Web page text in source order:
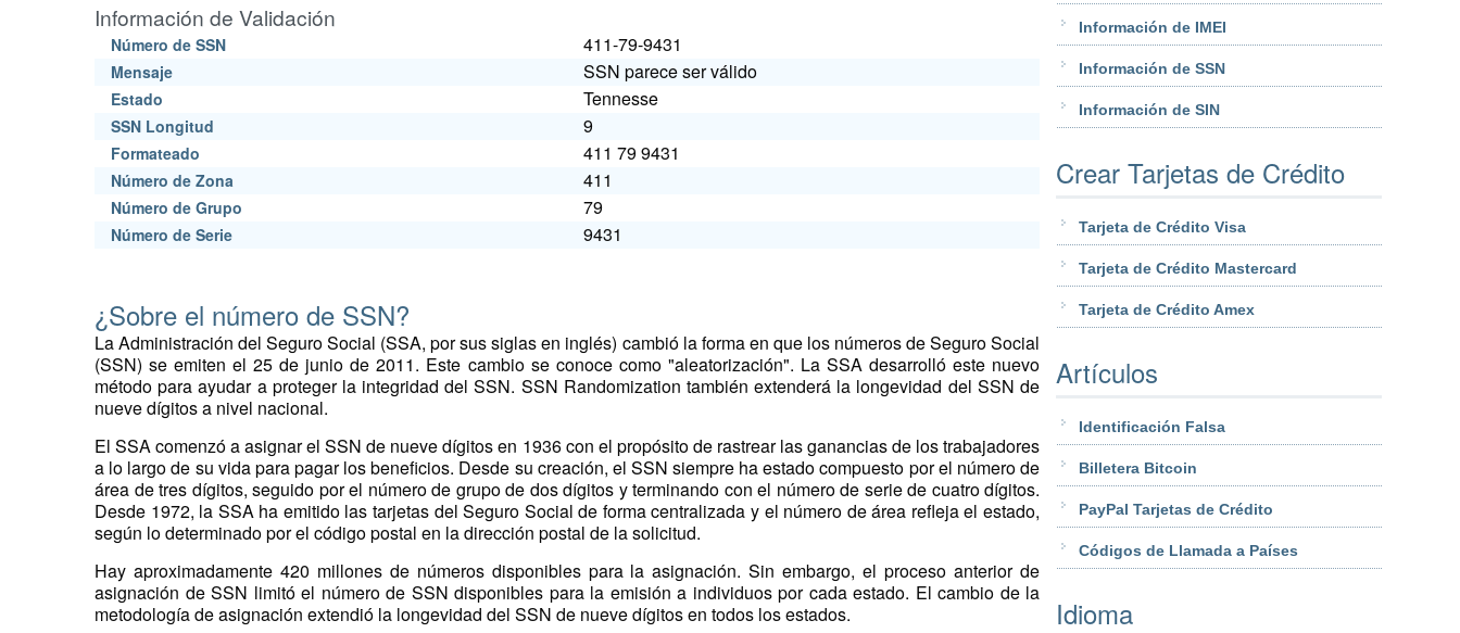
Información de Validación
Número de SSN 411-79-9431
Mensaje SSN parece ser válido
Estado Tennesse
SSN Longitud 9
Formateado 411 79 9431
Número de Zona 411
Número de Grupo 79
Número de Serie 9431
¿Sobre el número de SSN?
La Administración del Seguro Social (SSA, por sus siglas en inglés) cambió la forma en que los números de Seguro Social
(SSN) se emiten el 25 de junio de 2011. Este cambio se conoce como "aleatorización". La SSA desarrolló este nuevo
método para ayudar a proteger la integridad del SSN. SSN Randomization también extenderá la longevidad del SSN de
nueve dígitos a nivel nacional.
El SSA comenzó a asignar el SSN de nueve dígitos en 1936 con el propósito de rastrear las ganancias de los trabajadores
a lo largo de su vida para pagar los beneficios. Desde su creación, el SSN siempre ha estado compuesto por el número de
área de tres dígitos, seguido por el número de grupo de dos dígitos y terminando con el número de serie de cuatro dígitos.
Desde 1972, la SSA ha emitido las tarjetas del Seguro Social de forma centralizada y el número de área refleja el estado,
según lo determinado por el código postal en la dirección postal de la solicitud.
Hay aproximadamente 420 millones de números disponibles para la asignación. Sin embargo, el proceso anterior de
asignación de SSN limitó el número de SSN disponibles para la emisión a individuos por cada estado. El cambio de la
metodología de asignación extendió la longevidad del SSN de nueve dígitos en todos los estados.
Información de IMEI
Información de SSN
Información de SIN
Crear Tarjetas de Crédito
Tarjeta de Crédito Visa
Tarjeta de Crédito Mastercard
Tarjeta de Crédito Amex
Artículos
Identificación Falsa
Billetera Bitcoin
PayPal Tarjetas de Crédito
Códigos de Llamada a Países
Idioma